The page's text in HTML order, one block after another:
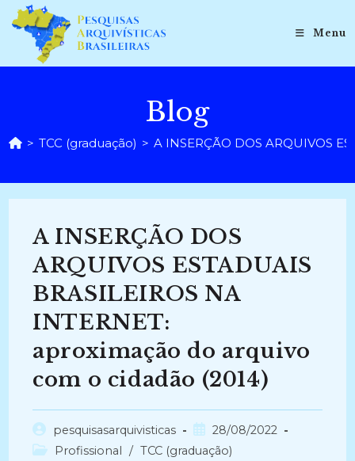
para
conteúdo
Menu
Blog
> TCC (graduação) > A INSERÇÃO DOS ARQUIVOS
A INSERÇÃO DOS
ARQUIVOS ESTADUAIS
BRASILEIROS NA
INTERNET:
aproximação do arquivo
com o cidadão (2014)
Autor
do
pesquisasarquivisticas
Post
publicado:
28/08/2022
Categoria
Profissional / TCC (graduação)